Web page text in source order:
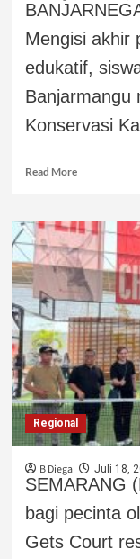
Mengisi akhir
edukatif,
Banjarmangu
Konservasi
Read More
Regional
B Diega Juli 18,
SEMARANG
bagi pecinta
Gets Court